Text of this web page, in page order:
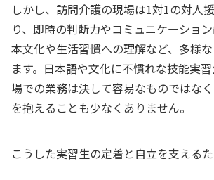
しかし、訪問介護の現場は1対1の対人
り、即時の判断力やコミュニケーショ
本文化や生活習慣への理解など、多様
ます。日本語や文化に不慣れな技能実
場での業務は決して容易なものではな
を抱えることも少なくありません。
こうした実習生の定着と自立を支える